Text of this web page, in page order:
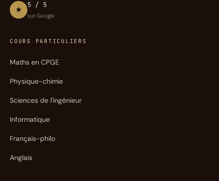
★ 5 / 5
sur Google
COURS PARTICULIERS
Maths en CPGE
Physique-chimie
Sciences de l'ingénieur
Informatique
Français-philo
Anglais